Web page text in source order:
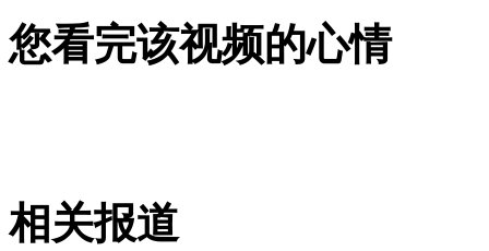
山西运城恶犬咬伤多人 警民合力深夜将其击毙
无痛分娩是否安全 医生回应
您看完该视频的心情
相关报道